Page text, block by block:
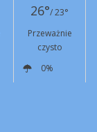
26°/ 23°
Przeważnie
czysto
0%